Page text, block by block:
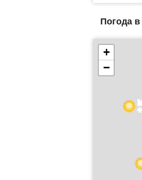
Погода в
+
−